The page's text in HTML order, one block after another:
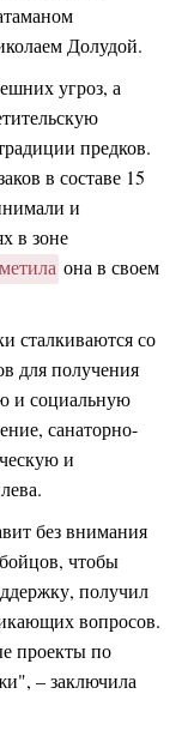
Долудой.
угроз, а
предков.
в составе 15
и
в зоне
она в своем
сталкиваются со
для получения
и социальную
санаторно-
и
без внимания
чтобы
получил
вопросов.
проекты по
– заключила